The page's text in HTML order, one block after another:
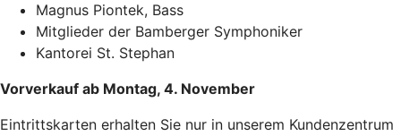
Magnus Piontek, Bass
Mitglieder der Bamberger Symphoniker
Kantorei St. Stephan
Vorverkauf ab Montag, 4. November
Eintrittskarten erhalten Sie nur in unserem Kundenzentrum